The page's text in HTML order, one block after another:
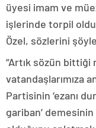
üyesi imam ve
işlerinde torpil
Özel, sözlerini
“Artık sözün bittiği
vatandaşlarımıza
Partisinin ‘ezanı
gariban’